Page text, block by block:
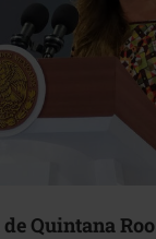
Quintana Roo